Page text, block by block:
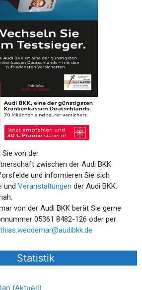
von der
zwischen der Audi BKK
und informieren Sie sich
und Veranstaltungen der Audi BKK.
von der Audi BKK berät Sie gerne
05361 8482-126 oder per
Statistik
(Aktuell)